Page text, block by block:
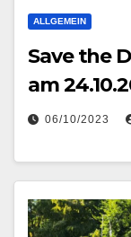
ALLGEMEIN
Save the
am
06/10/2023